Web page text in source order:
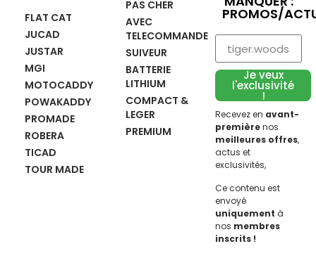
FLAT CAT
JUCAD
JUSTAR
MGI
MOTOCADDY
POWAKADDY
PROMADE
ROBERA
TICAD
TOUR MADE
PAS CHER
AVEC
TELECOMMANDE
SUIVEUR
BATTERIE
LITHIUM
COMPACT &
LEGER
PREMIUM
PROMOS/
Je veux
l'exclusivité
!
Recevez en avant-
premièrenos
meilleures offres,
actus et
exclusivités,
Ce contenu est
envoyé
uniquement à
nos membres
inscrits !